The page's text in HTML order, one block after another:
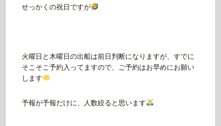
せっかくの祝日ですが
火曜日と木曜日の出船は前日判断になりますが、すでに
そこそこ予約入ってますので、ご予約はお早めにお願い
します
予報が予報だけに、人数絞ると思います